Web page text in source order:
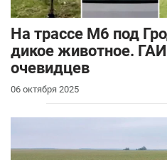
На трассе М6 под
дикое животное.
очевидцев
06 октября 2025